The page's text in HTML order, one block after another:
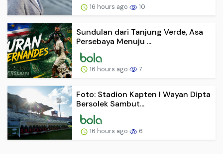
16 hours ago 10
Sundulan dari Tanjung Verde, Asa
Persebaya Menuju ...
16 hours ago 7
Foto: Stadion Kapten I Wayan Dipta
Bersolek Sambut...
16 hours ago 6